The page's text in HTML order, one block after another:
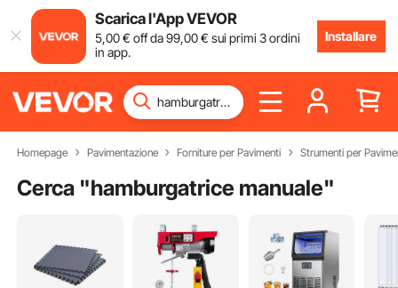
Scarica l'App VEVOR
5,00€ off da99,00€ sui primi 3 ordini
in app.
Installare
Homepage Pavimentazione Forniture per Pavimenti Strumenti per
Cerca "hamburgatrice manuale"